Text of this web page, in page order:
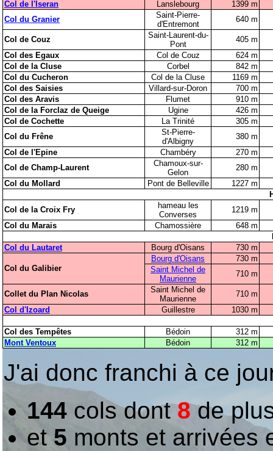
Col de l'Iseran
Lanslebourg
1399 m
Col du Granier
Saint-Pierre-
d'Entremont
640 m
Col de Couz
Saint-Laurent-du-
Pont
405 m
Col des Egaux
Col de Couz
624 m
Col de la Cluse
Corbel
842 m
Col du Cucheron
Col de la Cluse
1169 m
Col des Saisies
Villard-sur-Doron
700 m
Col des Aravis
Flumet
910 m
Col de la Forclaz de Queige
Ugine
426 m
Col de Cochette
La Trinité
305 m
Col du Frêne
St-Pierre-
d'Albigny
380 m
Col de l'Epine
Chambéry
270 m
Col de Champ-Laurent
Chamoux-sur-
Gelon
280 m
Col du Mollard
Pont de Belleville
1227 m
Col de la Croix Fry
hameau les
Converses
1219 m
Col du Marais
Chamossière
648 m
Col du Lautaret
Bourg d'Oisans 730 m
Col du Galibier
Bourg d'Oisans
730 m
Saint Michel de
Maurienne
710 m
Collet du Plan Nicolas
Saint Michel de
Maurienne
710 m
Col d'Izoard
Guillestre 1030 m
Col des Tempêtes Bédoin
312 m
Mont Ventoux
Bédoin 312 m
J'ai donc franchi à ce
144 cols dont8de
et5 monts et arrivées